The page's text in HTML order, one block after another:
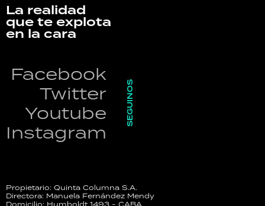
La realidad
que te explota
en la cara
Facebook
Twitter
Youtube
Instagram
SEGUINOS
Propietario: Quinta Columna S.A.
Directora: Manuela Fernández Mendy
Domicilio: Humboldt 1493 - CABA